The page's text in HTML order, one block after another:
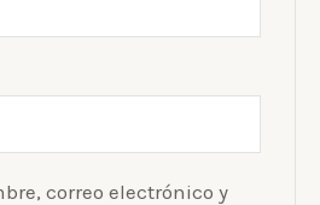
correo electrónico y